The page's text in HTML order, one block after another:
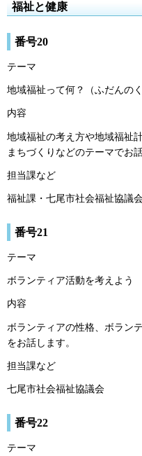
福祉と健康
番号20
テーマ
地域福祉って何？（ふだんの
内容
地域福祉の考え方や地域福祉
まちづくりなどのテーマでお
担当課など
福祉課・七尾市社会福祉協議
番号21
テーマ
ボランティア活動を考えよう
内容
ボランティアの性格、ボラン
をお話します。
担当課など
七尾市社会福祉協議会
番号22
テーマ